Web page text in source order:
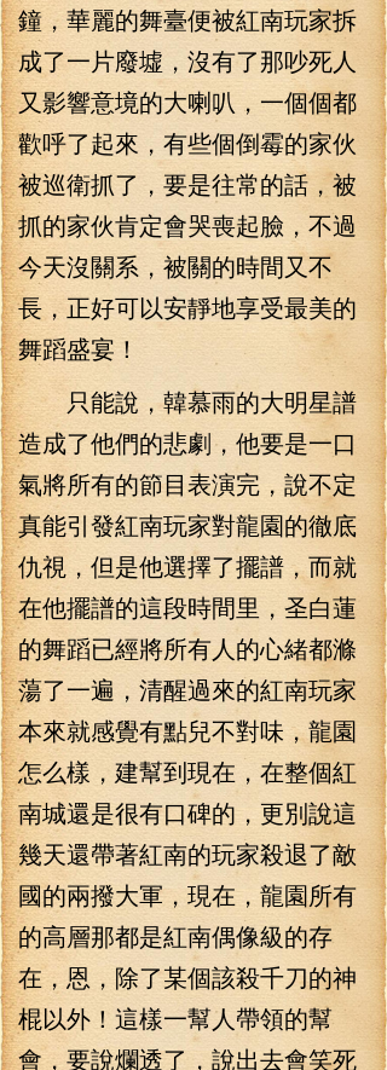
鐘，華麗的舞臺便被紅南玩家拆
成了一片廢墟，沒有了那吵死人
又影響意境的大喇叭，一個個都
歡呼了起來，有些個倒霉的家伙
被巡衛抓了，要是往常的話，被
抓的家伙肯定會哭喪起臉，不過
今天沒關系，被關的時間又不
長，正好可以安靜地享受最美的
舞蹈盛宴！
只能說，韓慕雨的大明星譜
造成了他們的悲劇，他要是一口
氣將所有的節目表演完，說不定
真能引發紅南玩家對龍園的徹底
仇視，但是他選擇了擺譜，而就
在他擺譜的這段時間里，圣白蓮
的舞蹈已經將所有人的心緒都滌
蕩了一遍，清醒過來的紅南玩家
本來就感覺有點兒不對味，龍園
怎么樣，建幫到現在，在整個紅
南城還是很有口碑的，更別說這
幾天還帶著紅南的玩家殺退了敵
國的兩撥大軍，現在，龍園所有
的高層那都是紅南偶像級的存
在，恩，除了某個該殺千刀的神
棍以外！這樣一幫人帶領的幫
會，要說爛透了，說出去會笑死